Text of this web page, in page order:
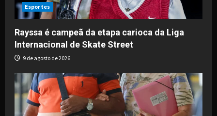
Esportes
Rayssa é campeã da etapa carioca da Liga
Internacional de Skate Street
9 de agosto de 2026